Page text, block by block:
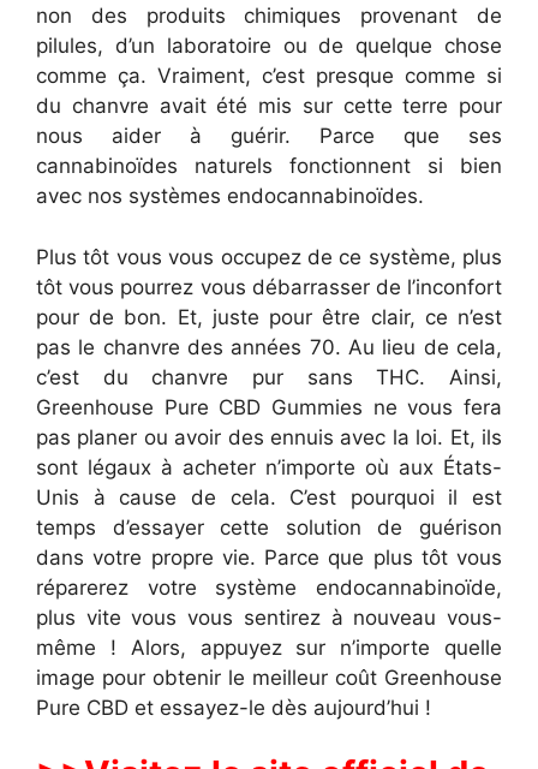
non des produits chimiques provenant de
pilules, d’un laboratoire ou de quelque chose
comme ça. Vraiment, c’est presque comme si
du chanvre avait été mis sur cette terre pour
nous aider à guérir. Parce que ses
cannabinoïdes naturels fonctionnent si bien
avec nos systèmes endocannabinoïdes.
Plus tôt vous vous occupez de ce système, plus
tôt vous pourrez vous débarrasser de l’inconfort
pour de bon. Et, juste pour être clair, ce n’est
pas le chanvre des années 70. Au lieu de cela,
c’est du chanvre pur sans THC. Ainsi,
Greenhouse Pure CBD Gummies ne vous fera
pas planer ou avoir des ennuis avec la loi. Et, ils
sont légaux à acheter n’importe où aux États-
Unis à cause de cela. C’est pourquoi il est
temps d’essayer cette solution de guérison
dans votre propre vie. Parce que plus tôt vous
réparerez votre système endocannabinoïde,
plus vite vous vous sentirez à nouveau vous-
même ! Alors, appuyez sur n’importe quelle
image pour obtenir le meilleur coût Greenhouse
Pure CBD et essayez-le dès aujourd’hui !